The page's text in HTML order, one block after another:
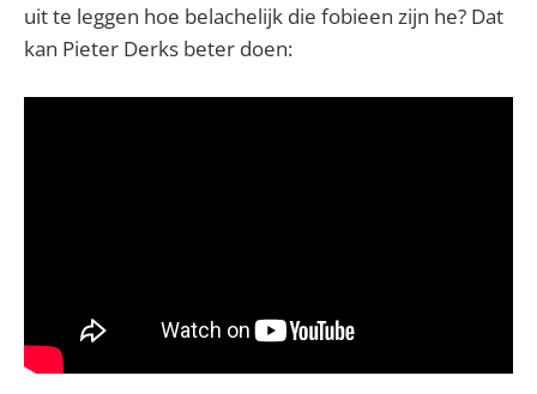
uit te leggen hoe belachelijk die fobieen zijn he? Dat
kan Pieter Derks beter doen: